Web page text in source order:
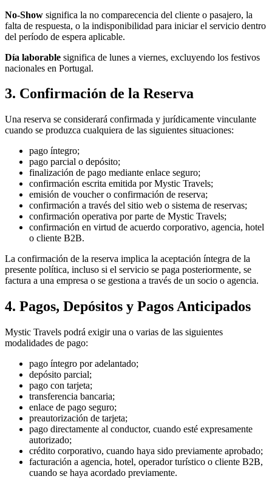
No-Show significa la no comparecencia del cliente o pasajero, la
falta de respuesta, o la indisponibilidad para iniciar el servicio dentro
del período de espera aplicable.
Día laborable significa de lunes a viernes, excluyendo los festivos
nacionales en Portugal.
3. Confirmación de la Reserva
Una reserva se considerará confirmada y jurídicamente vinculante
cuando se produzca cualquiera de las siguientes situaciones:
pago íntegro;
pago parcial o depósito;
finalización de pago mediante enlace seguro;
confirmación escrita emitida por Mystic Travels;
emisión de voucher o confirmación de reserva;
confirmación a través del sitio web o sistema de reservas;
confirmación operativa por parte de Mystic Travels;
confirmación en virtud de acuerdo corporativo, agencia, hotel
o cliente B2B.
La confirmación de la reserva implica la aceptación íntegra de la
presente política, incluso si el servicio se paga posteriormente, se
factura a una empresa o se gestiona a través de un socio o agencia.
4. Pagos, Depósitos y Pagos Anticipados
Mystic Travels podrá exigir una o varias de las siguientes
modalidades de pago:
pago íntegro por adelantado;
depósito parcial;
pago con tarjeta;
transferencia bancaria;
enlace de pago seguro;
preautorización de tarjeta;
pago directamente al conductor, cuando esté expresamente
autorizado;
crédito corporativo, cuando haya sido previamente aprobado;
facturación a agencia, hotel, operador turístico o cliente B2B,
cuando se haya acordado previamente.